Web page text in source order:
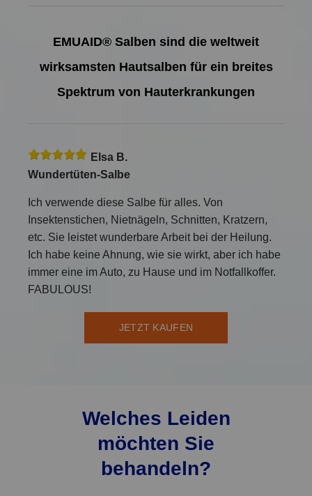
EMUAID® Salben sind die weltweit
wirksamsten Hautsalben für ein breites
Spektrum von Hauterkrankungen
Elsa B.
Wundertüten-Salbe
Ich verwende diese Salbe für alles. Von
Insektenstichen, Nietnägeln, Schnitten, Kratzern,
etc. Sie leistet wunderbare Arbeit bei der Heilung.
Ich habe keine Ahnung, wie sie wirkt, aber ich habe
immer eine im Auto, zu Hause und im Notfallkoffer.
FABULOUS!
JETZT KAUFEN
Welches Leiden
möchten Sie
behandeln?